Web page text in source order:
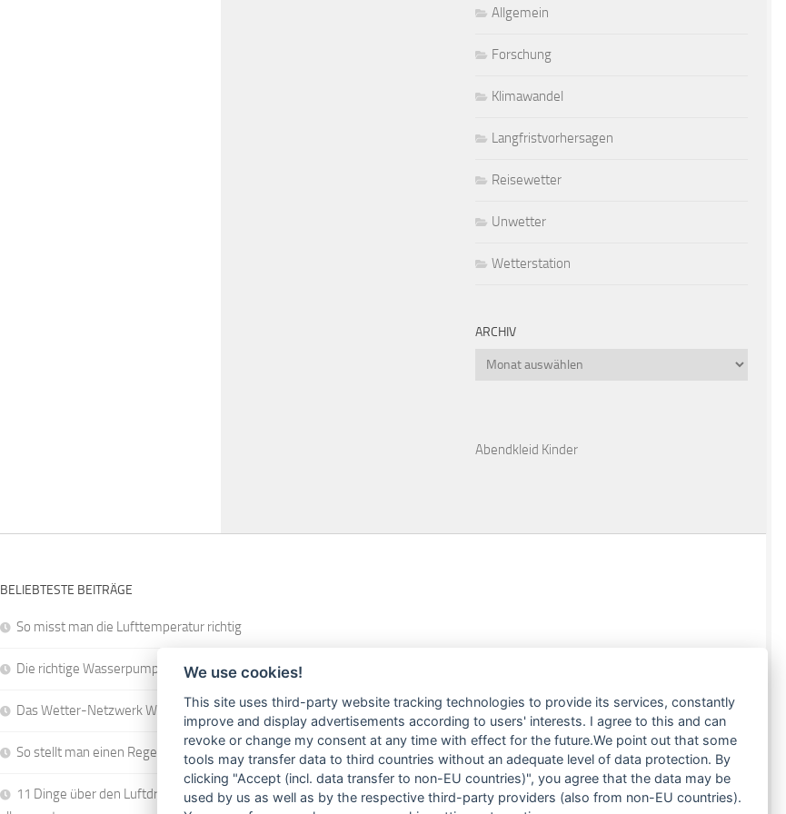
Allgemein
Forschung
Klimawandel
Langfristvorhersagen
Reisewetter
Unwetter
Wetterstation
ARCHIV
Archiv
Abendkleid Kinder
BELIEBTESTE BEITRÄGE
So misst man die Lufttemperatur richtig
Die richtige Wasserpumpe für den Garten
Das Wetter-Netzwerk WeatherCloud
So stellt man einen Regenmesser korrekt auf
11 Dinge über den Luftdruck, die Sie garantiert noch nicht
We use cookies!
This site uses third-party website tracking technologies to provide its services, constantly
improve and display advertisements according to users' interests. I agree to this and can
revoke or change my consent at any time with effect for the future.We point out that some
tools may transfer data to third countries without an adequate level of data protection. By
clicking "Accept (incl. data transfer to non-EU countries)", you agree that the data may be
used by us as well as by the respective third-party providers (also from non-EU countries).